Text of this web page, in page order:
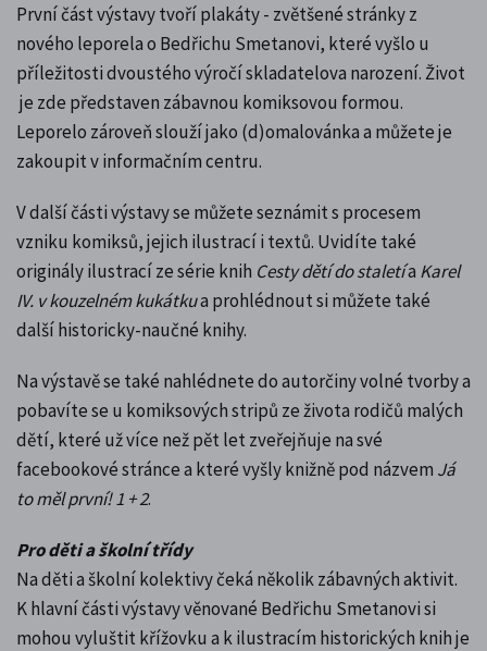
První část výstavy tvoří plakáty - zvětšené stránky z
nového leporela o Bedřichu Smetanovi, které vyšlo u
příležitosti dvoustého výročí skladatelova narození. Život
je zde představen zábavnou komiksovou formou.
Leporelo zároveň slouží jako (d)omalovánka a můžete je
zakoupit v informačním centru.
V další části výstavy se můžete seznámit s procesem
vzniku komiksů, jejich ilustrací i textů. Uvidíte také
originály ilustrací ze série knih Cesty dětí do staletía Karel
IV. v kouzelném kukátkua prohlédnout si můžete také
další historicky-naučné knihy.
Na výstavě se také nahlédnete do autorčiny volné tvorby a
pobavíte se u komiksových stripů ze života rodičů malých
dětí, které už více než pět let zveřejňuje na své
facebookové stránce a které vyšly knižně pod názvem Já
to měl první! 1 + 2.
Pro děti a školní třídy
Na děti a školní kolektivy čeká několik zábavných aktivit.
K hlavní části výstavy věnované Bedřichu Smetanovi si
mohou vyluštit křížovku a k ilustracím historických knih je